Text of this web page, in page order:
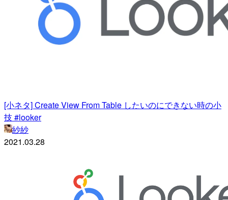
[小ネタ] Create View From Table したいのにできない時の小
技 #looker
紗紗
2021.03.28